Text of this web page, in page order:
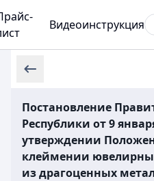
Видеоинструкция
Постановление
Республики от 9
утверждении
клеймении
из драгоценных